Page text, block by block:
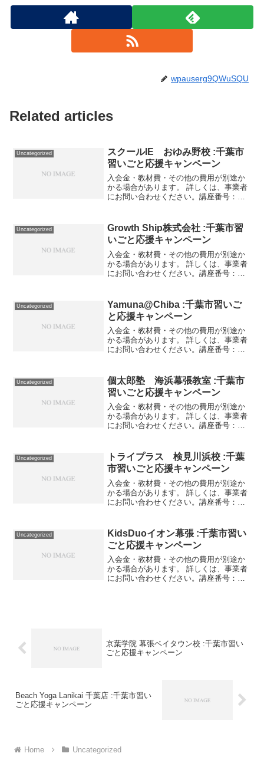
wpauserg9QWuSQU
Related articles
Uncategorized
スクールIE おゆみ野校 :千葉市
習いごと応援キャンペーン
入会金・教材費・その他の費用が別途か
かる場合があります。 詳しくは、事業者
にお問い合わせください。講座番号：
2022/03/31個別指導8コマ/...
Uncategorized
Growth Ship株式会社 :千葉市習
いごと応援キャンペーン
入会金・教材費・その他の費用が別途か
かる場合があります。 詳しくは、事業者
にお問い合わせください。講座番号：
2021/11/27土曜午前コース...
Uncategorized
Yamuna@Chiba :千葉市習いご
と応援キャンペーン
入会金・教材費・その他の費用が別途か
かる場合があります。 詳しくは、事業者
にお問い合わせください。講座番号：
2022/03/31肩こり・腰痛・膝...
Uncategorized
個太郎塾 海浜幕張教室 :千葉市
習いごと応援キャンペーン
入会金・教材費・その他の費用が別途か
かる場合があります。 詳しくは、事業者
にお問い合わせください。講座番号：
に正会員登録される場合、入会金16...
Uncategorized
トライプラス 検見川浜校 :千葉
市習いごと応援キャンペーン
入会金・教材費・その他の費用が別途か
かる場合があります。 詳しくは、事業者
にお問い合わせください。講座番号：
指導（９０分） ４コマ講座番号：1...
Uncategorized
KidsDuoイオン幕張 :千葉市習い
ごと応援キャンペーン
入会金・教材費・その他の費用が別途か
かる場合があります。 詳しくは、事業者
にお問い合わせください。講座番号：
京葉学院 幕張ベイタウン校 :千葉市習い
ごと応援キャンペーン
Beach Yoga Lanikai 千葉店 :千葉市習い
ごと応援キャンペーン
Home Uncategorized